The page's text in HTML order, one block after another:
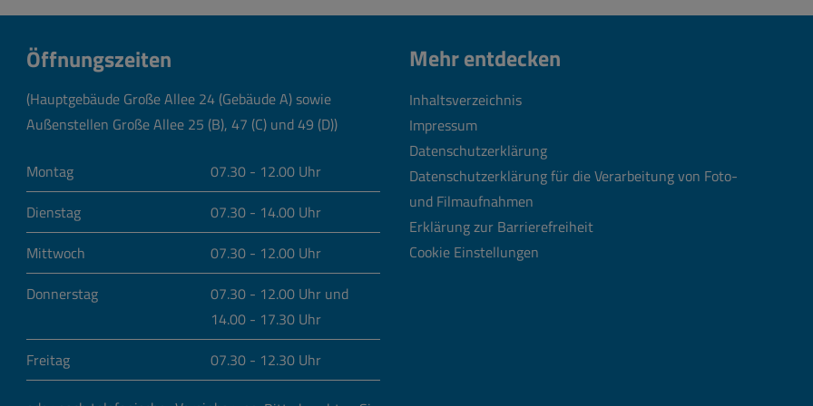
Öffnungszeiten
(Hauptgebäude Große Allee 24 (Gebäude A) sowie
Außenstellen Große Allee 25 (B), 47 (C) und 49 (D))
Montag
07.30 - 12.00 Uhr
Dienstag
07.30 - 14.00 Uhr
Mittwoch
07.30 - 12.00 Uhr
Donnerstag
07.30 - 12.00 Uhr und
14.00 - 17.30 Uhr
Freitag
07.30 - 12.30 Uhr
Mehr entdecken
Inhaltsverzeichnis
Impressum
Datenschutzerklärung
Datenschutzerklärung für die Verarbeitung von Foto-
und Filmaufnahmen
Erklärung zur Barrierefreiheit
Cookie Einstellungen